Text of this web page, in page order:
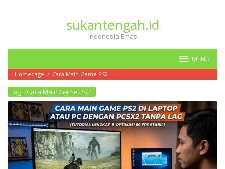
sukantengah.id
Indonesia Emas
MENU
Homepage / Cara Main Game PS2
Tag: Cara Main Game PS2